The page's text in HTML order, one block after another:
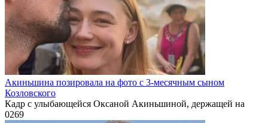
Акиньшина позировала на фото с 3-месячным сыном
Козловского
Кадр с улыбающейся Оксаной Акиньшиной, держащей на
0269